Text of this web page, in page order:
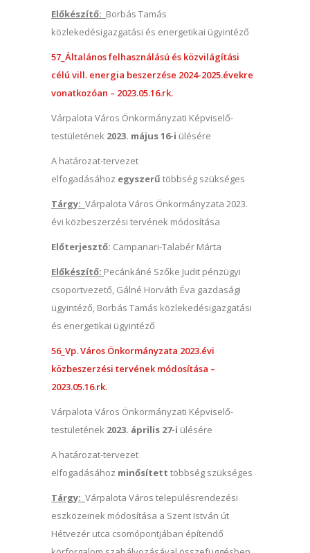
Előkészítő: Borbás Tamás
közlekedésigazgatási és energetikai ügyintéző
57_Általános felhasználású és közvilágítási
célú vill. energia beszerzése 2024-2025.évekre
vonatkozóan – 2023.05.16.rk.
Várpalota Város Önkormányzati Képviselő-
testületének 2023. május 16-i ülésére
A határozat-tervezet
elfogadásához egyszerű többség szükséges
Tárgy: Várpalota Város Önkormányzata 2023.
évi közbeszerzési tervének módosítása
Előterjesztő: Campanari-Talabér Márta
Előkészítő: Pecánkáné Szőke Judit pénzügyi
csoportvezető, Gálné Horváth Éva gazdasági
ügyintéző, Borbás Tamás közlekedésigazgatási
és energetikai ügyintéző
56_Vp. Város Önkormányzata 2023.évi
közbeszerzési tervének módosítása –
2023.05.16.rk.
Várpalota Város Önkormányzati Képviselő-
testületének 2023. április 27-i ülésére
A határozat-tervezet
elfogadásához minősített többség szükséges
Tárgy: Várpalota Város településrendezési
eszközeinek módosítása a Szent István út
Hétvezér utca csomópontjában építendő